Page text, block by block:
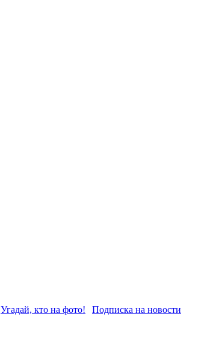
Угадай, кто на фото! Подписка на новости